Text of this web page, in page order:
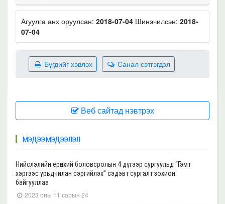
Агуулга анх оруулсан: 2018-07-04 Шинэчилсэн: 2018-
07-04
Санал сэтгэгдэл
Бүгдийг хэвлэх
Веб сайтад нэвтрэх
МЭДЭЭ МЭДЭЭЛЭЛ
Нийслэлийн ерөнхий боловсролын 4 дүгээр сургуульд “Гэмт
хэргээс урьдчилан сэргийлэх” сэдэвт сургалт зохион
байгууллаа
2023 оны 11 сарын 24